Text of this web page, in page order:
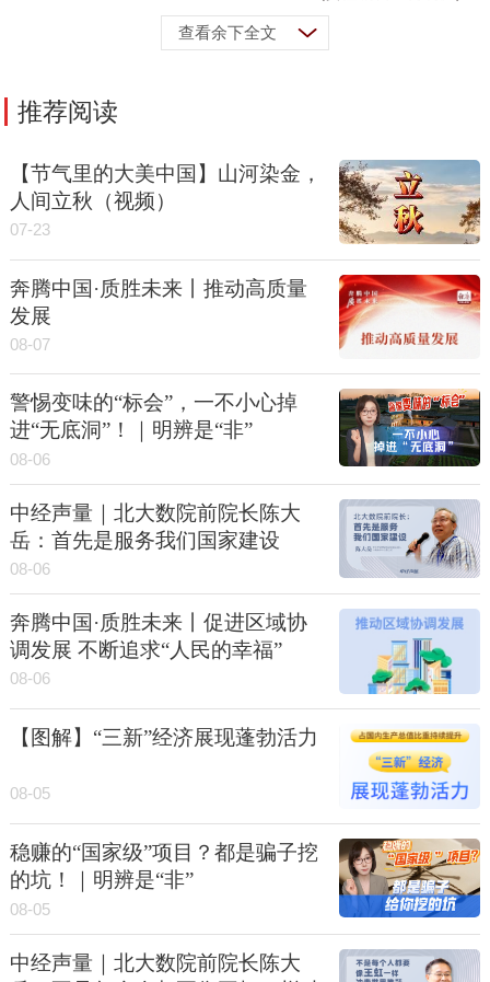
查看余下全文
推荐阅读
【节气里的大美中国】山河染金，
人间立秋（视频）
07-23
奔腾中国·质胜未来丨推动高质量
发展
08-07
警惕变味的“标会”，一不小心掉
进“无底洞”！｜明辨是“非”
08-06
中经声量｜北大数院前院长陈大
岳：首先是服务我们国家建设
08-06
奔腾中国·质胜未来丨促进区域协
调发展 不断追求“人民的幸福”
08-06
【图解】“三新”经济展现蓬勃活力
08-05
稳赚的“国家级”项目？都是骗子挖
的坑！｜明辨是“非”
08-05
中经声量｜北大数院前院长陈大